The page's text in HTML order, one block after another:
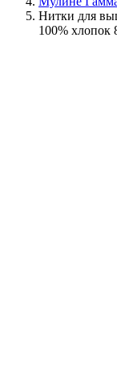
Нитки для
100% хлопок